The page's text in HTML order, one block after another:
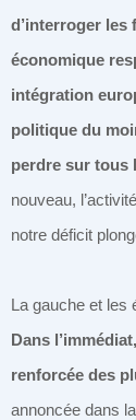
d’interroger les
économique
intégration
politique du
perdre sur tous
nouveau,
notre déficit
La gauche et les
Dans
renforcée des
annoncée dans